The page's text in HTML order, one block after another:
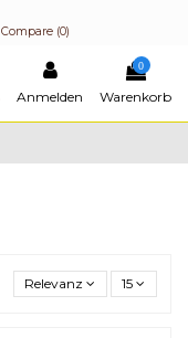
Compare (0)
Anmelden
0
Warenkorb
Relevanz 15